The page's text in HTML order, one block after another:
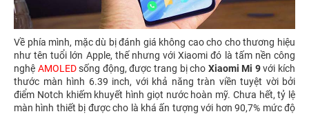
Về phía mình, mặc dù bị đánh giá không cao cho cho thương hiệu
như tên tuổi lớn Apple, thế nhưng với Xiaomi đó là tấm nền công
nghệ AMOLEDsống động, được trang bị cho Xiaomi Mi 9với kích
thước màn hình 6.39 inch, với khả năng tràn viền tuyệt vời bởi
điểm Notch khiếm khuyết hình giọt nước hoàn mỹ. Chưa hết, tỷ lệ
màn hình thiết bị được cho là khá ấn tượng với hơn 90,7% mức độ